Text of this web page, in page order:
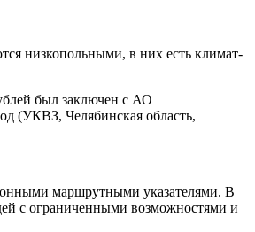
низкопольными, в них есть климат-
был заключен с АО
(УКВЗ, Челябинская область,
маршрутными указателями. В
с ограниченными возможностями и